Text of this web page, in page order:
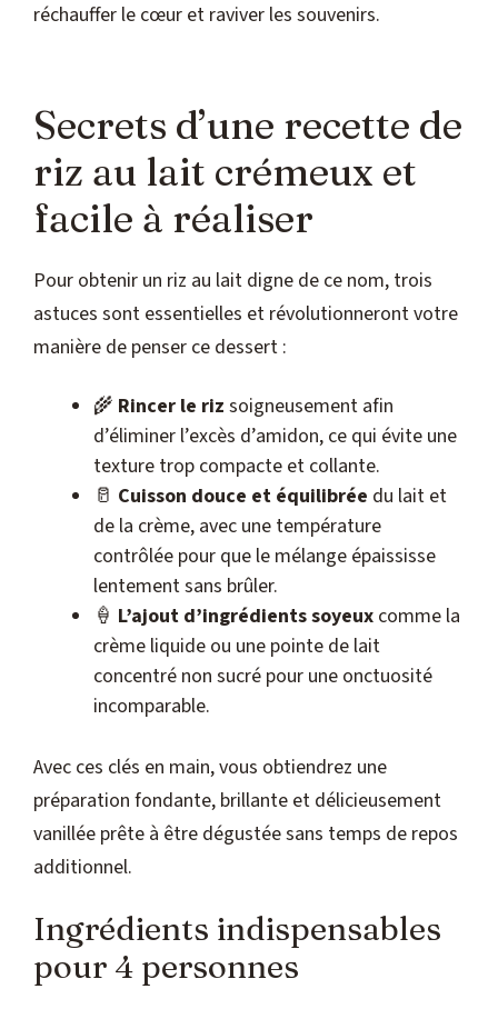
réchauffer le cœur et raviver les souvenirs.
Secrets d’une recette de
riz au lait crémeux et
facile à réaliser
Pour obtenir un riz au lait digne de ce nom, trois
astuces sont essentielles et révolutionneront votre
manière de penser ce dessert :
🌾 Rincer le riz soigneusement afin
d’éliminer l’excès d’amidon, ce qui évite une
texture trop compacte et collante.
🥛 Cuisson douce et équilibrée du lait et
de la crème, avec une température
contrôlée pour que le mélange épaississe
lentement sans brûler.
🍦 L’ajout d’ingrédients soyeux comme la
crème liquide ou une pointe de lait
concentré non sucré pour une onctuosité
incomparable.
Avec ces clés en main, vous obtiendrez une
préparation fondante, brillante et délicieusement
vanillée prête à être dégustée sans temps de repos
additionnel.
Ingrédients indispensables
pour 4 personnes